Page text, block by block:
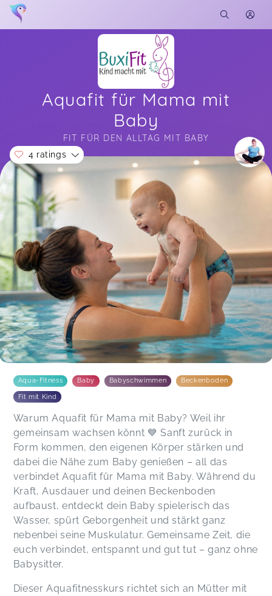
Aquafit für Mama mit
Baby
FIT FÜR DEN ALLTAG MIT BABY
Soon you will learn more about me here...
4 ratings
Ein wunderbarer Kurs bei dem sich Mama und
Baby näher kommen und zusammen fit
werden.Uns hat der Kurs viel Freude gemacht
und wir empfehlen diesen gerne weiter.Ich habe
bis jetzt jeden Wasserkurs (Aquafit während der
Schwangerschaft, Rückbildungskurs im Wasser,
Babyschwimmen, Kinderschwimmen und nun
auch den Aquafit für Mama und Baby) bei Ilka
mitgemacht und bin immer wieder begeistert
und froh,dass ich mich (bzw. meine Tochter)
angemeldet habe.Man merkt immer wieder, dass
Ilka Freude hat an dem was sie tut.Sie geht auf
jeden ein, hat immer ein offenes Ohr und bei
Bedarf einen Rat.Läuft es mal nicht wie erhofft,
ist sie auch immer bemüht eine Lösung zu
finden.Ich kann jeder Mutti diesen Kurs mit ihrem
Baby nur empfehlen, da es auch die Bindung und
erste Wassergewöhnung fördert.
Ilkas Kurse sind nicht nur fachlich kompetent und
abwechslungsreich, sondern auch mit so viel
Herz und Liebe gestaltet, dass ihre Kurse zu
kleinen Highlights und Auszeiten im trubeligeb
Mama-Alltag werden! Vielen herzlichen Dank
Vanessa,
Was für ein toller Kurs! Endlich mal mit der
hat ganz viel Spaß gemacht! Bei Ilka machen alle
Aqua-Fitness Baby Babyschwimmen Beckenboden
Fit mit Kind
Warum Aquafit für Mama mit Baby? Weil ihr
gemeinsam wachsen könnt 💙 Sanft zurück in
Form kommen, den eigenen Körper stärken und
dabei die Nähe zum Baby genießen – all das
verbindet Aquafit für Mama mit Baby. Während du
Kraft, Ausdauer und deinen Beckenboden
aufbaust, entdeckt dein Baby spielerisch das
Wasser, spürt Geborgenheit und stärkt ganz
nebenbei seine Muskulatur. Gemeinsame Zeit, die
euch verbindet, entspannt und gut tut – ganz ohne
Babysitter.
Dieser Aquafitnesskurs richtet sich an Mütter mit